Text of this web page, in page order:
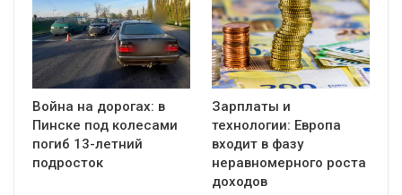
Война на дорогах: в
Пинске под колесами
погиб 13-летний
подросток
Зарплаты и
технологии: Европа
входит в фазу
неравномерного роста
доходов